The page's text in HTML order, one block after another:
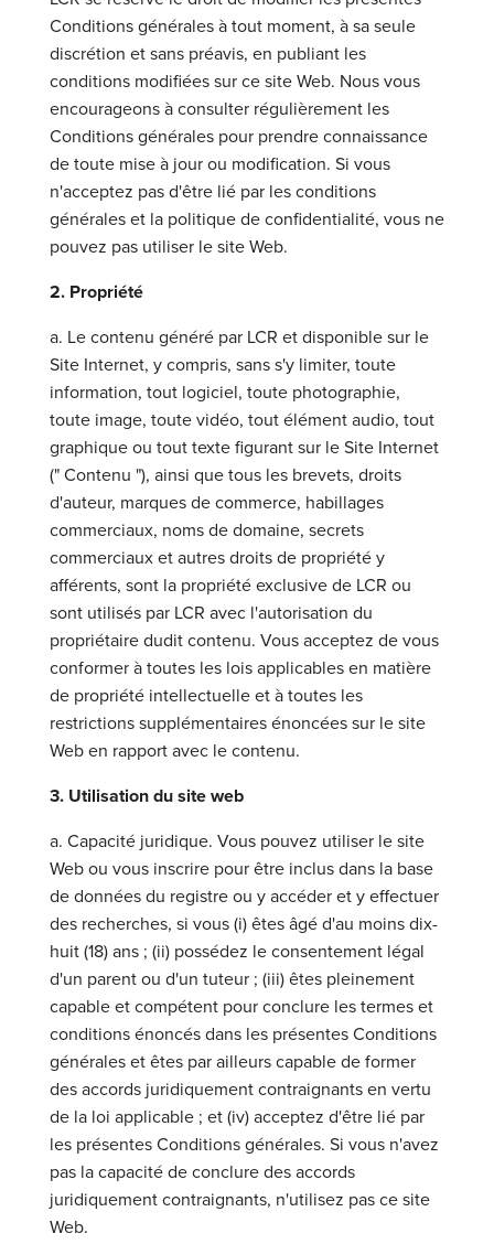
Conditions générales à tout moment, à sa seule
discrétion et sans préavis, en publiant les
conditions modifiées sur ce site Web. Nous vous
encourageons à consulter régulièrement les
Conditions générales pour prendre connaissance
de toute mise à jour ou modification. Si vous
n'acceptez pas d'être lié par les conditions
générales et la politique de confidentialité, vous ne
pouvez pas utiliser le site Web.
2. Propriété
a. Le contenu généré par LCR et disponible sur le
Site Internet, y compris, sans s'y limiter, toute
information, tout logiciel, toute photographie,
toute image, toute vidéo, tout élément audio, tout
graphique ou tout texte figurant sur le Site Internet
(" Contenu "), ainsi que tous les brevets, droits
d'auteur, marques de commerce, habillages
commerciaux, noms de domaine, secrets
commerciaux et autres droits de propriété y
afférents, sont la propriété exclusive de LCR ou
sont utilisés par LCR avec l'autorisation du
propriétaire dudit contenu. Vous acceptez de vous
conformer à toutes les lois applicables en matière
de propriété intellectuelle et à toutes les
restrictions supplémentaires énoncées sur le site
Web en rapport avec le contenu.
3. Utilisation du site web
a. Capacité juridique. Vous pouvez utiliser le site
Web ou vous inscrire pour être inclus dans la base
de données du registre ou y accéder et y effectuer
des recherches, si vous (i) êtes âgé d'au moins dix-
huit (18) ans ; (ii) possédez le consentement légal
d'un parent ou d'un tuteur ; (iii) êtes pleinement
capable et compétent pour conclure les termes et
conditions énoncés dans les présentes Conditions
générales et êtes par ailleurs capable de former
des accords juridiquement contraignants en vertu
de la loi applicable ; et (iv) acceptez d'être lié par
les présentes Conditions générales. Si vous n'avez
pas la capacité de conclure des accords
juridiquement contraignants, n'utilisez pas ce site
Web.